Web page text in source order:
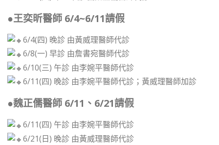
󠀠●王奕昕醫師 6/4~6/11請假
6/4(四) 晚診 由黃威理醫師代診
6/8(一) 早診 由詹書宛醫師代診
6/10(三) 午診 由李婉平醫師代診
6/11(四) 晚診 由李婉平醫師代診；黃威理醫師加診
󠀠●魏正儒醫師 6/11、6/21請假
6/11(四) 午診 由李婉平醫師代診
6/21(日) 晚診 由黃威理醫師代診